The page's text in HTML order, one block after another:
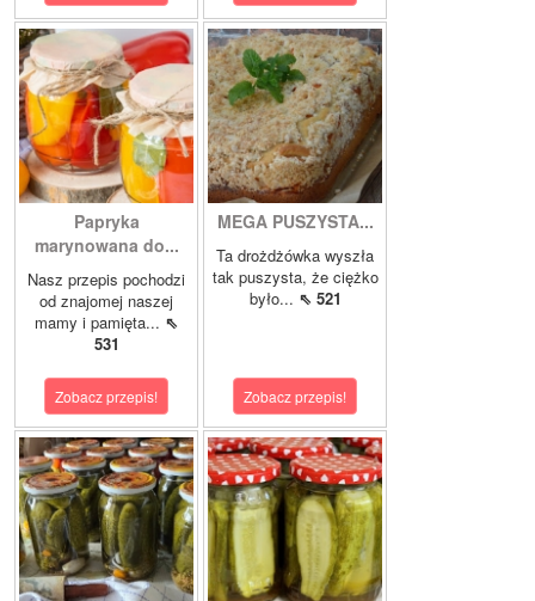
Papryka
marynowana do...
Nasz przepis pochodzi
od znajomej naszej
mamy i pamięta... ⇖
531
Zobacz przepis!
MEGA PUSZYSTA...
Ta drożdżówka wyszła
tak puszysta, że ciężko
było... ⇖ 521
Zobacz przepis!